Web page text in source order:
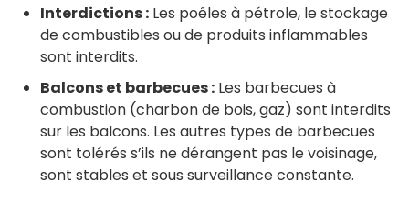
Interdictions : Les poêles à pétrole, le stockage
de combustibles ou de produits inflammables
sont interdits.
Balcons et barbecues : Les barbecues à
combustion (charbon de bois, gaz) sont interdits
sur les balcons. Les autres types de barbecues
sont tolérés s’ils ne dérangent pas le voisinage,
sont stables et sous surveillance constante.